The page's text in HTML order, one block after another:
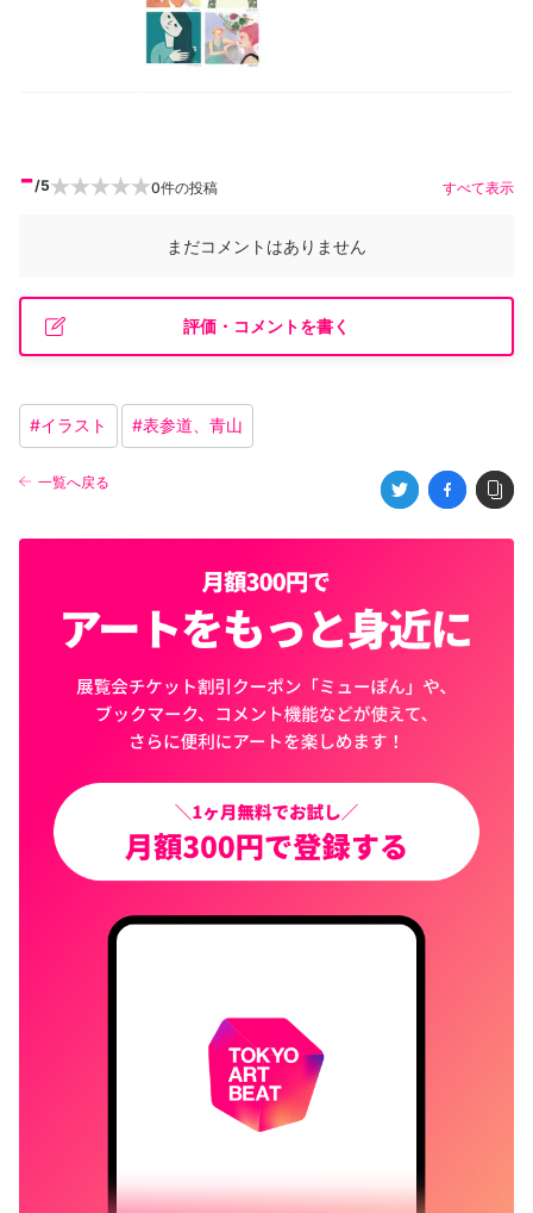
-/5 0件の投稿 すべて表示
まだコメントはありません
評価・コメントを書く
#イラスト #表参道、青山
一覧へ戻る